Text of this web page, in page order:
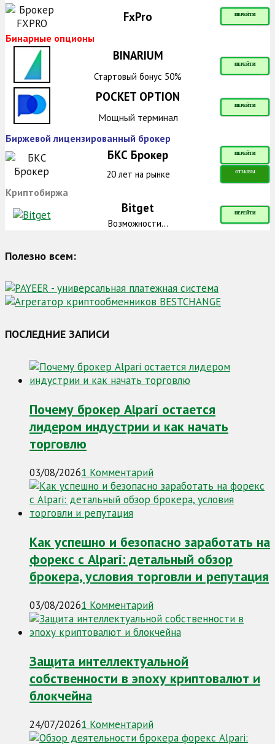
FxPro ПЕРЕЙТИ
Бинарные опционы
BINARIUM
ПЕРЕЙТИ
Стартовый бонус 50%
POCKET OPTION
ПЕРЕЙТИ
Мощный терминал
Биржевой лицензированный брокер
БКС Брокер ПЕРЕЙТИ
20 лет на рынке ОТЗЫВЫ
Криптобиржа
Bitget ПЕРЕЙТИ
Возможности...
Полезно всем:
ПОСЛЕДНИЕ ЗАПИСИ
Почему брокер Alpari остается
лидером индустрии и как начать
торговлю
03/08/20261 Комментарий
Как успешно и безопасно заработать на
форекс с Alpari: детальный обзор
брокера, условия торговли и репутация
03/08/20261 Комментарий
Защита интеллектуальной
собственности в эпоху криптовалют и
блокчейна
24/07/20261 Комментарий